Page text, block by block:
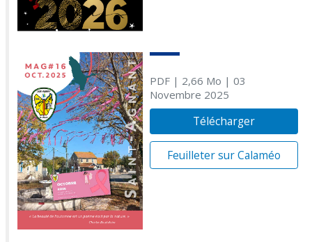
PDF| 2,66 Mo | 03
Novembre 2025
Télécharger
Feuilleter sur Calaméo